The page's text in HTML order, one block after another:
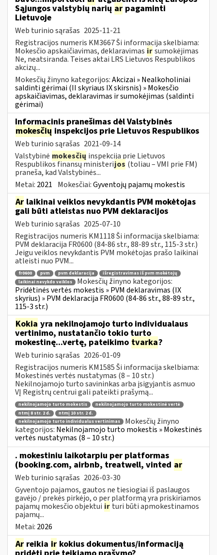
Sąjungos valstybių narių ar pagaminti
Lietuvoje
Web turinio sąrašas 2025-11-21
Registracijos numeris KM3667 Ši informacija skelbiama:
Mokesčio apskaičiavimas, deklaravimas irsumokėjimas
Ne, neatsiranda. Teises aktai LRS Lietuvos Respublikos
akcizų...
Mokesčių žinyno kategorijos:Akcizai » Nealkoholiniai
saldinti gėrimai (II skyriaus IX skirsnis) » Mokesčio
apskaičiavimas, deklaravimas ir sumokėjimas (saldinti
gėrimai)
Informacinis pranešimas dėl Valstybinės
mokesčių inspekcijos prie Lietuvos Respublikos
Web turinio sąrašas 2021-09-14
Valstybinė mokesčių inspekcija prie Lietuvos
Respublikos finansų ministerijos (toliau – VMI prie FM)
praneša, kad Valstybinės...
Metai: 2021 Mokesčiai:Gyventojų pajamų mokestis
Ar laikinai veiklos nevykdantis PVM mokėtojas
gali būti atleistas nuo PVM deklaracijos
Web turinio sąrašas 2025-07-10
Registracijos numeris KM1118 Ši informacija skelbiama:
PVM deklaracija FR0600 (84-86 str., 88-89 str., 115-3 str.)
Jeigu veiklos nevykdantis PVM mokėtojas prašo laikinai
atleisti nuo PVM...
fr0600 pvm pvm deklaracija
išregistravimas iš pvm mokėtojų
laikinai nevykdo veiklos
Mokesčių žinyno kategorijos:
Pridėtinės vertės mokestis » PVM deklaravimas (IX
skyrius) » PVM deklaracija FR0600 (84-86 str., 88-89 str.,
115-3 str.)
Kokia yra nekilnojamojo turto individualaus
vertinimo, nustatančio tokio turto
mokestinę...vertę, pateikimo tvarka?
Web turinio sąrašas 2026-01-09
Registracijos numeris KM1585 Ši informacija skelbiama:
Mokestinės vertės nustatymas (8 – 10 str.)
Nekilnojamojo turto savininkas arba įsigyjantis asmuo
VĮ Registrų centrui gali pateikti prašymą...
nekilnojamojo turto mokestis
nekilnojamojo turto mokestinė vertė
ntmį 8 str. 2 d.
ntmį 10 str. 2 d.
nekilnojamojo turto individualus vertinimas
Mokesčių žinyno
kategorijos: Nekilnojamojo turto mokestis » Mokestinės
vertės nustatymas (8 – 10 str.)
. mokestiniu laikotarpiu per platformas
(booking.com, airbnb, treatwell, vinted ar
Web turinio sąrašas 2026-03-30
Gyventojo pajamos, gautos ne tiesiogiai iš paslaugos
gavėjo / prekės pirkėjo, o per platformą yra priskiriamos
pajamų mokesčio objektui ir turi būti apmokestinamos
pajamų...
Metai: 2026
Ar reikia ir kokius dokumentus/informaciją